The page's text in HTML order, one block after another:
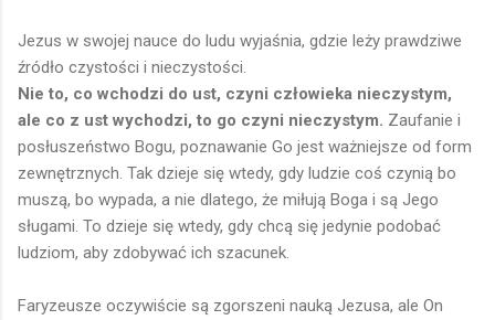
Jezus w swojej nauce do ludu wyjaśnia, gdzie leży prawdziwe
źródło czystości i nieczystości.
Nie to, co wchodzi do ust, czyni człowieka nieczystym,
ale co z ust wychodzi, to go czyni nieczystym. Zaufanie i
posłuszeństwo Bogu, poznawanie Go jest ważniejsze od form
zewnętrznych. Tak dzieje się wtedy, gdy ludzie coś czynią bo
muszą, bo wypada, a nie dlatego, że miłują Boga i są Jego
sługami. To dzieje się wtedy, gdy chcą się jedynie podobać
ludziom, aby zdobywać ich szacunek.
Faryzeusze oczywiście są zgorszeni nauką Jezusa, ale On